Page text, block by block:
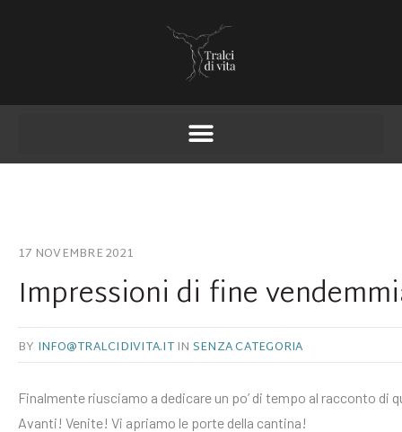
17 NOVEMBRE 2021
Impressioni di fine
BY INFO@TRALCIDIVITA.IT IN SENZA CATEGORIA
Finalmente riusciamo a dedicare un po’ di tempo al racconto di
Avanti! Venite! Vi apriamo le porte della cantina!